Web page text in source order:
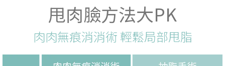
甩肉臉方法大PK
肉肉無痕消消術 輕鬆局部甩脂